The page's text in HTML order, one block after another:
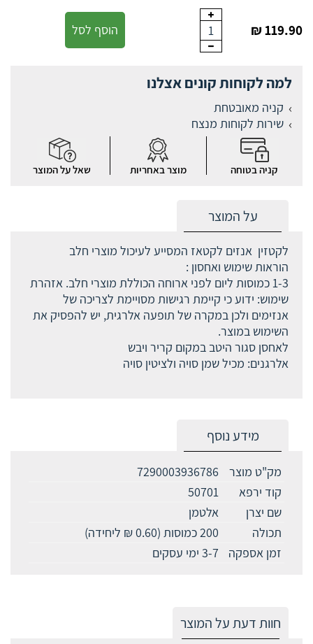
119.90 ₪
1 הוסף לסל
למה לקוחות קונים אצלנו
קניה מאובטחת
שירות לקוחות מנצח
קניה בטוחה מוצר באחריות שאל על המוצר
על המוצר
לקטזין אנזים לקטאז המסייע לעיכול מוצרי חלב
הוראות שימוש ואחסון :
1-3 כמוסות ליום לפני ארוחה הכוללת מוצרי חלב. אזהרת
שימוש: ידוע כי קיימת רגישות מסויימת לצריכה של
אנזימים ולכן במקרה של תופעה אלרגית, יש להפסיק את
השימוש במוצר.
לאחסן סגור היטב במקום קריר ויבש
אלרגנים: מכיל שמן סויה ולציטין סויה
מידע נוסף
מק"ט מוצר
7290003936786
קוד ירפא
50701
שם יצרן
אלטמן
תכולה
200 כמוסות (0.60 ₪ ליחידה)
זמן אספקה
3-7 ימי עסקים
חוות דעת על המוצר